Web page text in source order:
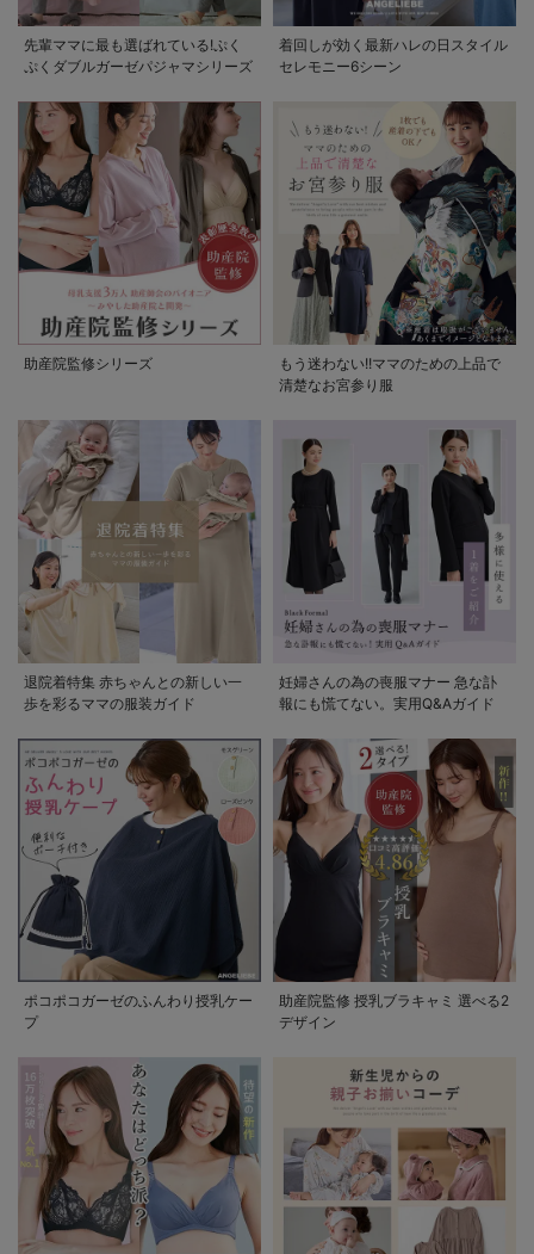
先輩ママに最も選ばれている!ぷく
ぷくダブルガーゼパジャマシリーズ
着回しが効く最新ハレの日スタイル
セレモニー6シーン
助産院監修シリーズ
もう迷わない!!ママのための上品で
清楚なお宮参り服
退院着特集 赤ちゃんとの新しい一
歩を彩るママの服装ガイド
妊婦さんの為の喪服マナー 急な訃
報にも慌てない。実用Q&Aガイド
ポコポコガーゼのふんわり授乳ケー
プ
助産院監修 授乳ブラキャミ 選べる2
デザイン